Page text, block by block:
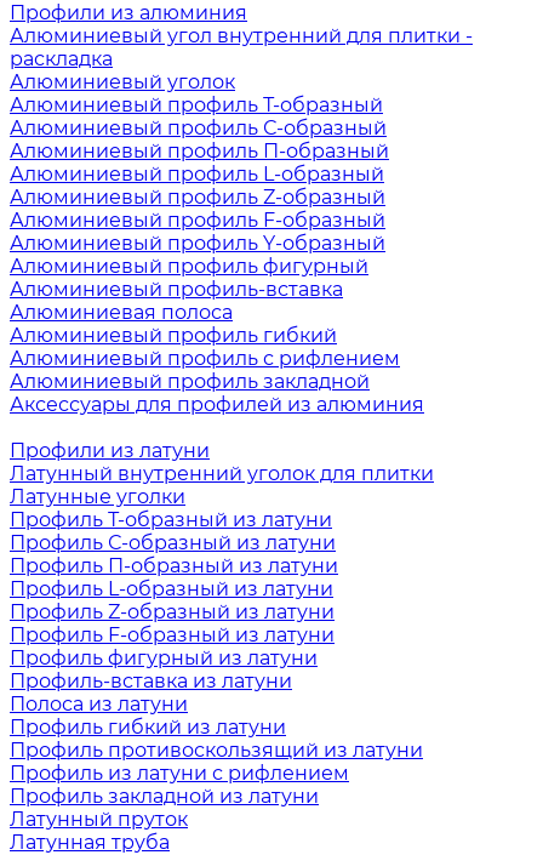
Профили из алюминия
Алюминиевый угол внутренний для плитки -
раскладка
Алюминиевый уголок
Алюминиевый профиль Т-образный
Алюминиевый профиль С-образный
Алюминиевый профиль П-образный
Алюминиевый профиль L-образный
Алюминиевый профиль Z-образный
Алюминиевый профиль F-образный
Алюминиевый профиль Y-образный
Алюминиевый профиль фигурный
Алюминиевый профиль-вставка
Алюминиевая полоса
Алюминиевый профиль гибкий
Алюминиевый профиль с рифлением
Алюминиевый профиль закладной
Аксессуары для профилей из алюминия
Профили из латуни
Латунный внутренний уголок для плитки
Латунные уголки
Профиль Т-образный из латуни
Профиль С-образный из латуни
Профиль П-образный из латуни
Профиль L-образный из латуни
Профиль Z-образный из латуни
Профиль F-образный из латуни
Профиль фигурный из латуни
Профиль-вставка из латуни
Полоса из латуни
Профиль гибкий из латуни
Профиль противоскользящий из латуни
Профиль из латуни с рифлением
Профиль закладной из латуни
Латунный пруток
Латунная труба